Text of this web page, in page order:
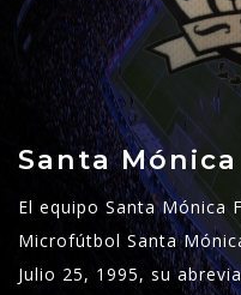
Santa Mónica
El equipo Santa Mónica
Microfútbol Santa
Julio 25, 1995, su